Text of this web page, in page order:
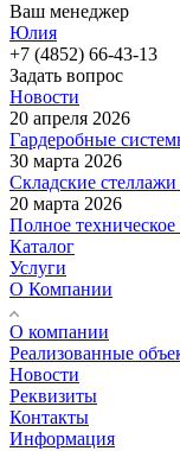
Ваш менеджер
Юлия
+7 (4852) 66-43-13
Задать вопрос
Новости
20 апреля 2026
Гардеробные
30 марта 2026
Складские
20 марта 2026
Полное техническое
Каталог
Услуги
О Компании
О компании
Реализованные
Новости
Реквизиты
Контакты
Информация